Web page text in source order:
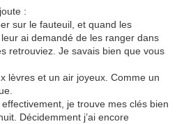
:
sur le fauteuil, et quand les
ai demandé de les ranger dans
retrouviez. Je savais bien que vous
lèvres et un air joyeux. Comme un
je trouve mes clés bien
Décidemment j’ai encore